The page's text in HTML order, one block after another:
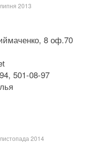
2013
8 оф.70
501-08-97
2014